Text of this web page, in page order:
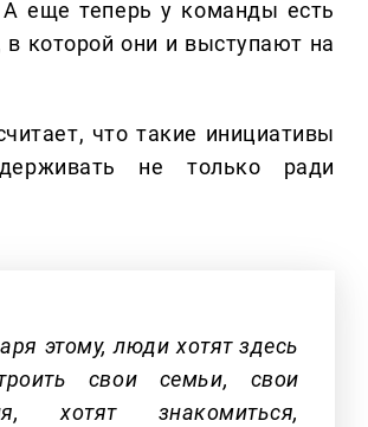
еще теперь у команды есть
которой они и выступают на
что такие инициативы
не только ради
этому, люди хотят здесь
свои семьи, свои
хотят знакомиться,